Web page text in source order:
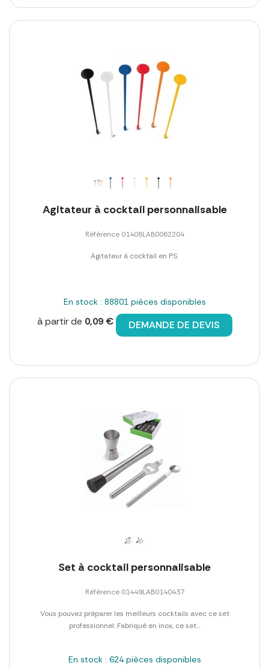
Agitateur à cocktail personnalisable
Référence 01408LAB0062204
Agitateur à cocktail en PS.
En stock : 88801 pièces disponibles
à partir de 0,09 € DEMANDE DE DEVIS
Set à cocktail personnalisable
Référence 01449LAB0140437
Vous pouvez préparer les meilleurs cocktails avec ce set
professionnel. Fabriqué en inox, ce set...
En stock : 624 pièces disponibles